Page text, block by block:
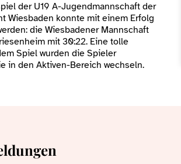
der U19 A-Jugendmannschaft der
Wiesbaden konnte mit einem Erfolg
die Wiesbadener Mannschaft
mit 30:22. Eine tolle
Spiel wurden die Spieler
in den Aktiven-Bereich wechseln.